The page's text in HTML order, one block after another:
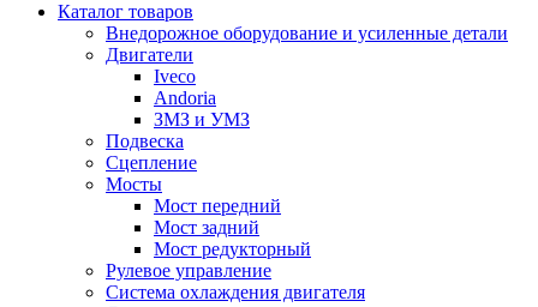
Каталог товаров
Внедорожное оборудование и усиленные детали
Двигатели
Iveco
Andoria
ЗМЗ и УМЗ
Подвеска
Сцепление
Мосты
Мост передний
Мост задний
Мост редукторный
Рулевое управление
Система охлаждения двигателя